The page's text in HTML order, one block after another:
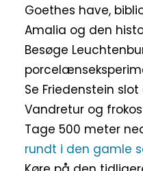
Goethes have,
Amalia og den
Besøge
Se Friedenstein
Vandretur og
Tage 500 meter
rundt i den gamle